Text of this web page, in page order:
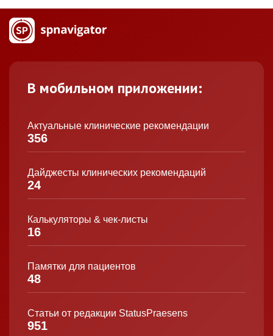
В мобильном приложении:
Актуальные клинические рекомендации
356
Дайджесты клинических рекомендаций
24
Калькуляторы & чек-листы
16
Памятки для пациентов
48
Статьи от редакции StatusPraesens
951